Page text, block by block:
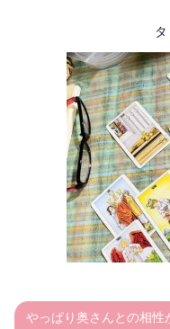
やっぱり奥さんとの相性